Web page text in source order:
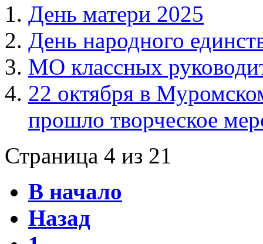
День матери 2025
День народного
МО классных
22 октября в
прошло творческое
Страница 4 из 21
В начало
Назад